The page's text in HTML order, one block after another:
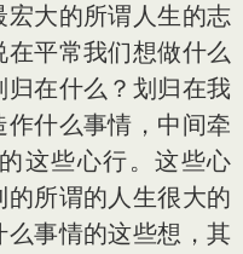
大的所谓人生的志
平常我们想做什么
在什么？划归在我
什么事情，中间牵
这些心行。这些心
所谓的人生很大的
事情的这些想，其